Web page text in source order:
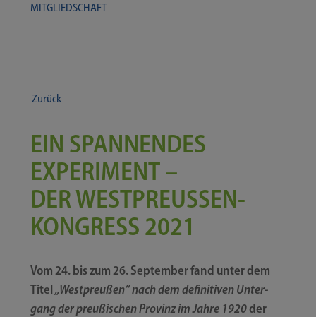
MIT­GLIED­SCHAFT
Zurück
EIN SPANNENDES
EXPERIMENT –
DER WESTPREUSSEN-​​K
ONGRESS 2021
Vom 24. bis zum 26. Sep­tem­ber fand unter dem
Titel„West­preu­ßen“ nach dem defi­ni­ti­ven Unter­
gang der preu­ßi­schen Pro­vinz im Jah­re 1920der